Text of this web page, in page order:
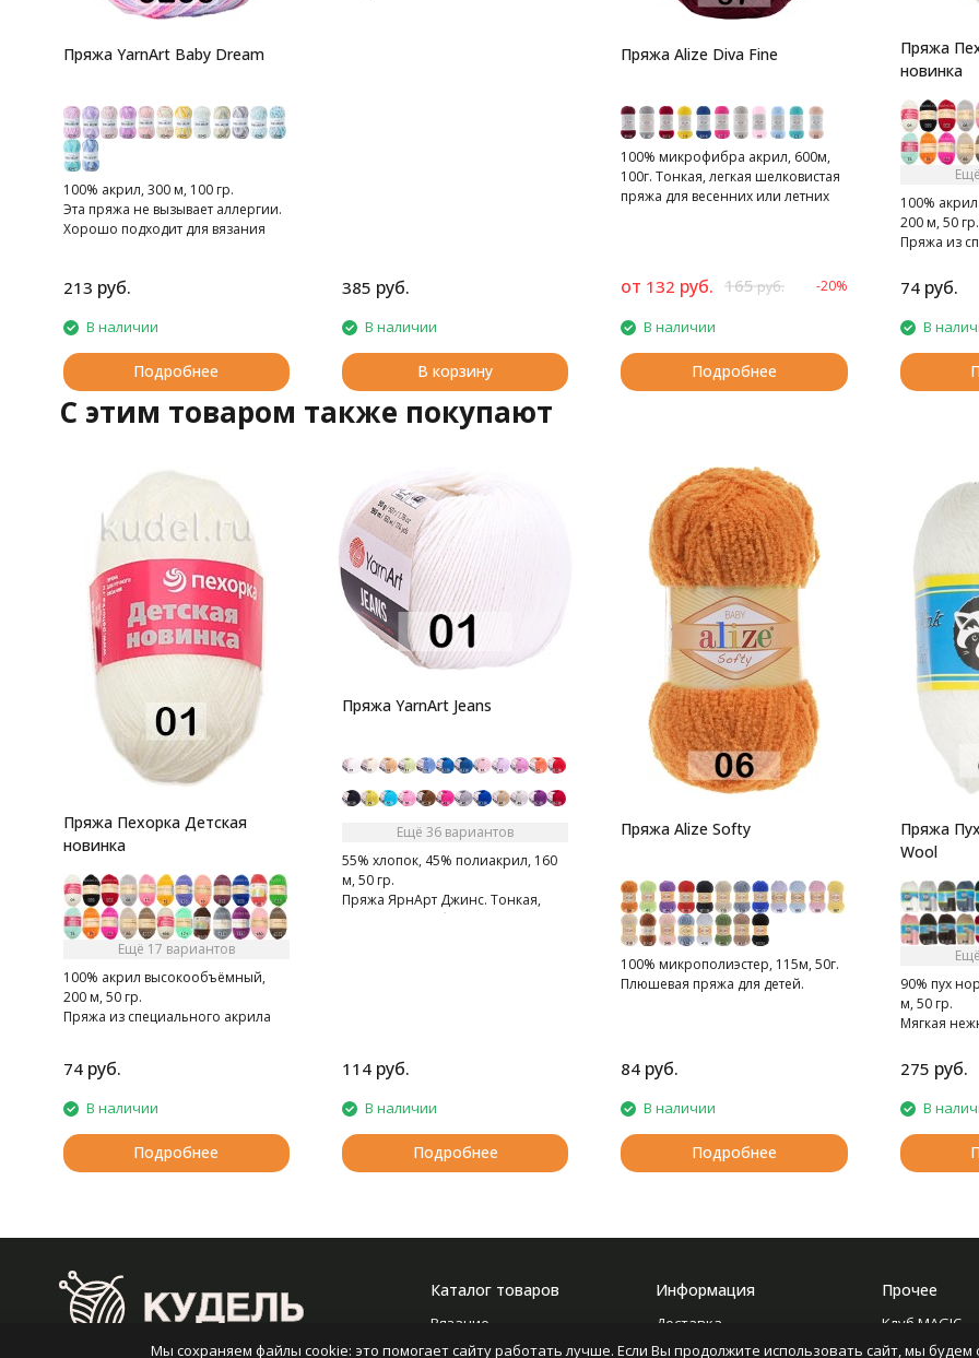
Пряжа YarnArt Baby Dream
100% акрил, 300 м, 100 гр.
Эта пряжа не вызывает аллергии.
Хорошо подходит для вязания
213 руб.
В наличии
Подробнее
385 руб.
В наличии
В корзину
Пряжа Alize Diva Fine
100% микрофибра акрил, 600м,
100г. Тонкая, легкая шелковистая
пряжа для весенних или летних
от 132 руб. 165руб. -20%
В наличии
Подробнее
Пряжа
новинка
100%
200 м, 50 гр.
Пряжа из
74 руб.
В
C этим товаром также покупают
Пряжа Пехорка Детская
новинка
Ещё 17 вариантов
100% акрил высокообъёмный,
200 м, 50 гр.
Пряжа из специального акрила
74 руб.
В наличии
Подробнее
Пряжа YarnArt Jeans
Ещё 36 вариантов
55% хлопок, 45% полиакрил, 160
м, 50 гр.
Пряжа ЯрнАрт Джинс. Тонкая,
мягкая, слегка бархатистая нитка.
114 руб.
В наличии
Подробнее
Пряжа Alize Softy
100% микрополиэстер, 115м, 50г.
Плюшевая пряжа для детей.
84 руб.
В наличии
Подробнее
Пряжа
Wool
90% пух
м, 50 гр.
Мягкая
275 руб.
В
Каталог товаров
Вязание
Вышивание
Информация
Доставка
О компании
Прочее
Клуб MAGIC
Форум
Мы сохраняем файлы cookie: это помогает сайту работать лучше. Если Вы продолжите использовать сайт, мы будем